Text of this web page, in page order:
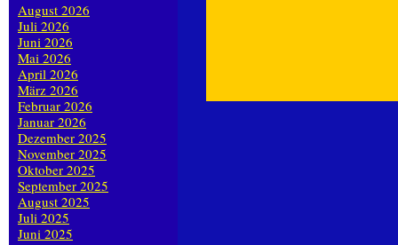
August 2026
Juli 2026
Juni 2026
Mai 2026
April 2026
März 2026
Februar 2026
Januar 2026
Dezember 2025
November 2025
Oktober 2025
September 2025
August 2025
Juli 2025
Juni 2025